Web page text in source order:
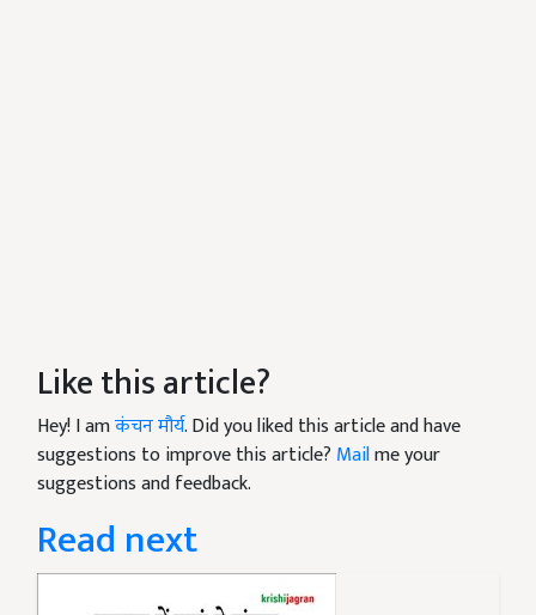
Like this article?
Hey! I amकंचन मौर्य. Did you liked this article and have
suggestions to improve this article? Mailme your
suggestions and feedback.
Read next